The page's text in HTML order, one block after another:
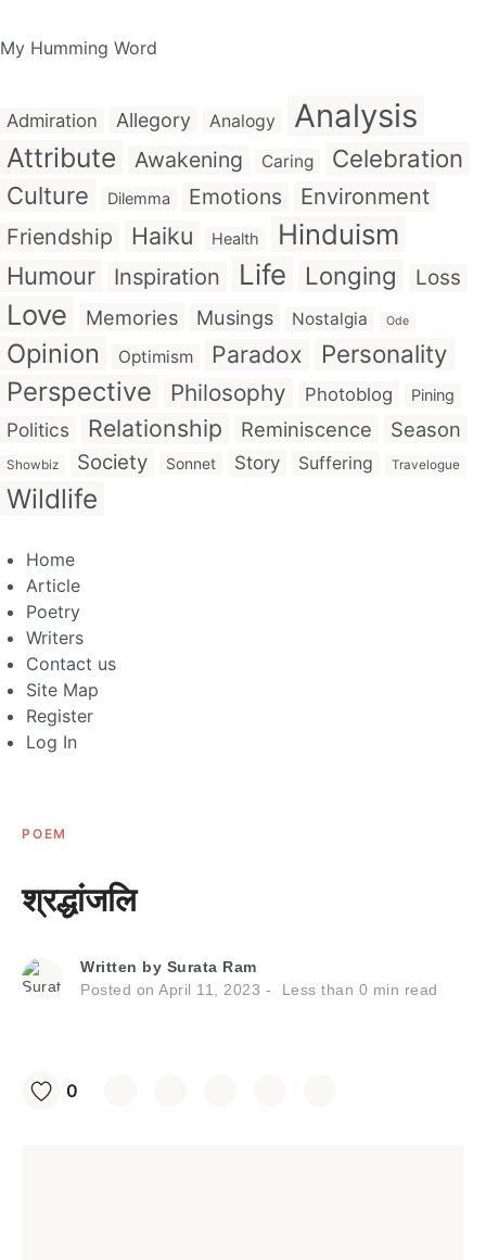
My Humming Word
Admiration Allegory Analogy Analysis
Attribute Awakening Caring Celebration
Culture Dilemma Emotions
Environment
Friendship
Haiku Health Hinduism
Humour Inspiration Life Longing Loss
Love Memories Musings Nostalgia Ode
Opinion Optimism Paradox Personality
Perspective Philosophy Photoblog Pining
Politics Relationship Reminiscence Season
Showbiz Society Sonnet Story Suffering Travelogue
Wildlife
Home
Article
Poetry
Writers
Contact us
Site Map
Register
Log In
POEM
श्रद्धांजलि
Written by Surata Ram
Posted on April 11, 2023 Less than 0 min read
0